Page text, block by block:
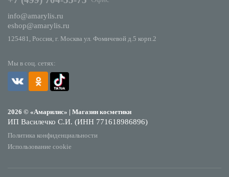
Мы в соц. сетях:
2026 © «Амарилис» | Магазин косметики
ИП Василечко С.И. (ИНН 771618986896)
Политика конфиденциальности
Использование cookie
info@amarylis.ru
eshop@amarylis.ru
125481, Россия, г. Москва ул. Фомичевой д.5 корп.2